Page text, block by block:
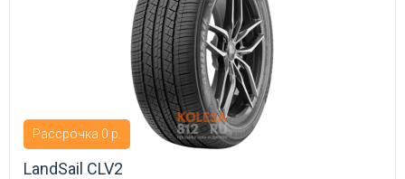
Рассрочка 0 р.
LandSail CLV2